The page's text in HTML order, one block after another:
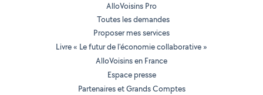
AlloVoisins Pro
Toutes les demandes
Proposer mes services
Livre « Le futur de l'économie collaborative »
AlloVoisins en France
Espace presse
Partenaires et Grands Comptes